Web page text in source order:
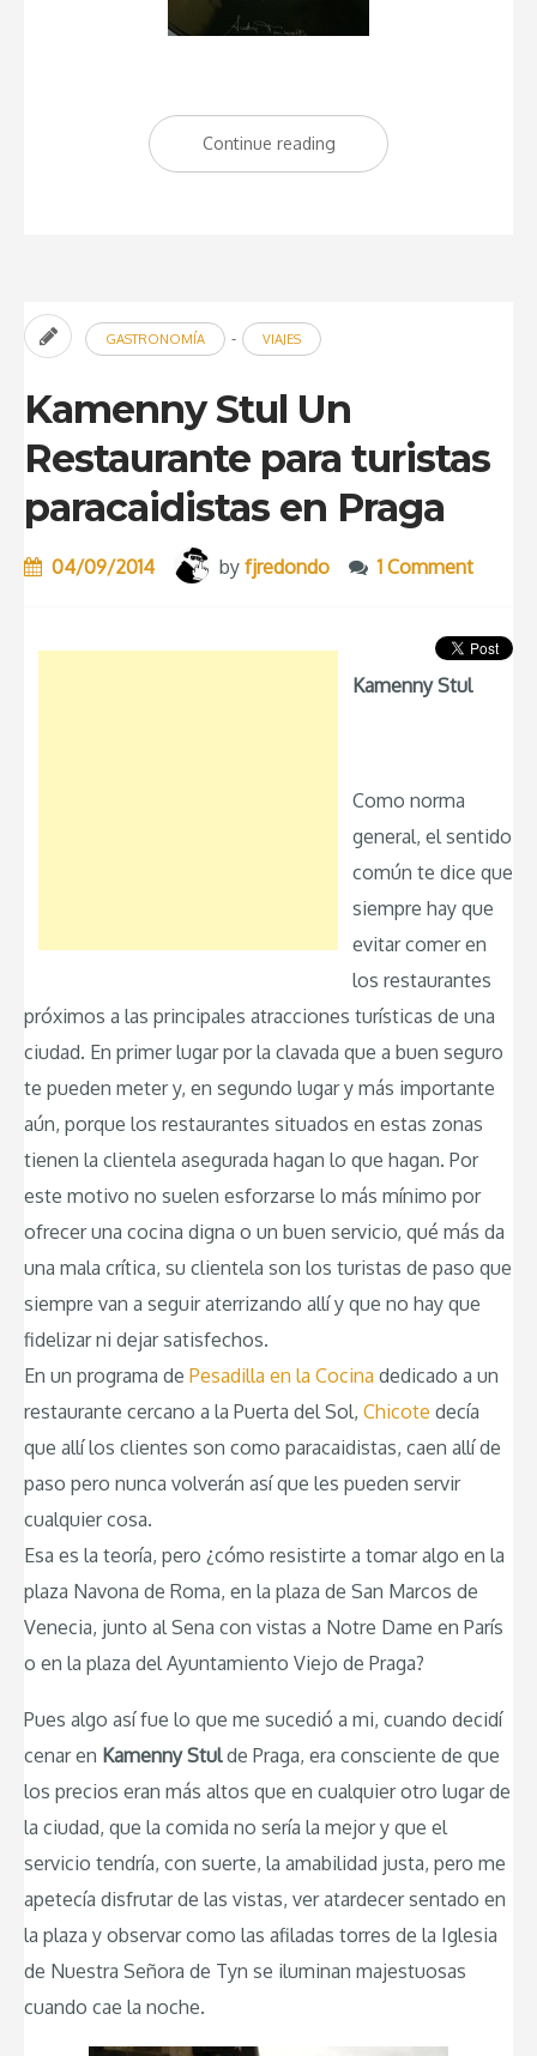
Continue reading “Restaurante
Andrea
GASTRONOMÍA - VIAJES
Kamenny Stul Un
Restaurante para turistas
paracaidistas en Praga
04/09/2014 by fjredondo 1 Comment
Kamenny Stul
Como norma
general, el sentido
común te dice que
siempre hay que
evitar comer en
los restaurantes
próximos a las principales atracciones turísticas de una
ciudad. En primer lugar por la clavada que a buen seguro
te pueden meter y, en segundo lugar y más importante
aún, porque los restaurantes situados en estas zonas
tienen la clientela asegurada hagan lo que hagan. Por
este motivo no suelen esforzarse lo más mínimo por
ofrecer una cocina digna o un buen servicio, qué más da
una mala crítica, su clientela son los turistas de paso que
siempre van a seguir aterrizando allí y que no hay que
fidelizar ni dejar satisfechos.
En un programa de Pesadilla en la Cocina dedicado a un
restaurante cercano a la Puerta del Sol, Chicote decía
que allí los clientes son como paracaidistas, caen allí de
paso pero nunca volverán así que les pueden servir
cualquier cosa.
Esa es la teoría, pero ¿cómo resistirte a tomar algo en la
plaza Navona de Roma, en la plaza de San Marcos de
Venecia, junto al Sena con vistas a Notre Dame en París
o en la plaza del Ayuntamiento Viejo de Praga?
Pues algo así fue lo que me sucedió a mi, cuando decidí
cenar en Kamenny Stulde Praga, era consciente de que
los precios eran más altos que en cualquier otro lugar de
la ciudad, que la comida no sería la mejor y que el
servicio tendría, con suerte, la amabilidad justa, pero me
apetecía disfrutar de las vistas, ver atardecer sentado en
la plaza y observar como las afiladas torres de la Iglesia
de Nuestra Señora de Tyn se iluminan majestuosas
cuando cae la noche.